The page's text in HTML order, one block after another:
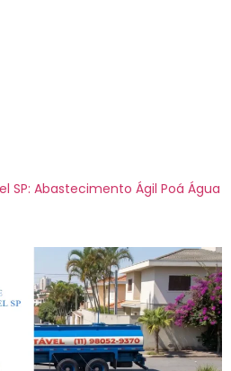
SP: Abastecimento Ágil Poá Água